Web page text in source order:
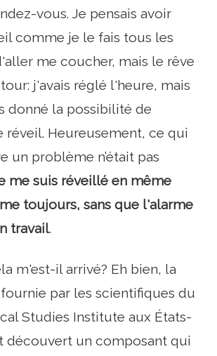
vous. Je pensais avoir
comme je le fais tous les
me coucher, mais le rêve
j'avais réglé l'heure, mais
donné la possibilité de
réveil. Heureusement, ce qui
un problème n’était pas
me suis réveillé en même
toujours, sans que l'alarme
travail.
m'est-il arrivé? Eh bien, la
par les scientifiques du
Studies Institute aux États-
découvert un composant qui